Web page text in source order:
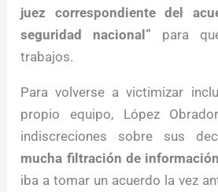
juez correspondiente del
seguridad nacional” para
trabajos.
Para volverse a victimizar
propio equipo, López
indiscreciones sobre sus
mucha filtración de
iba a tomar un acuerdo la vez